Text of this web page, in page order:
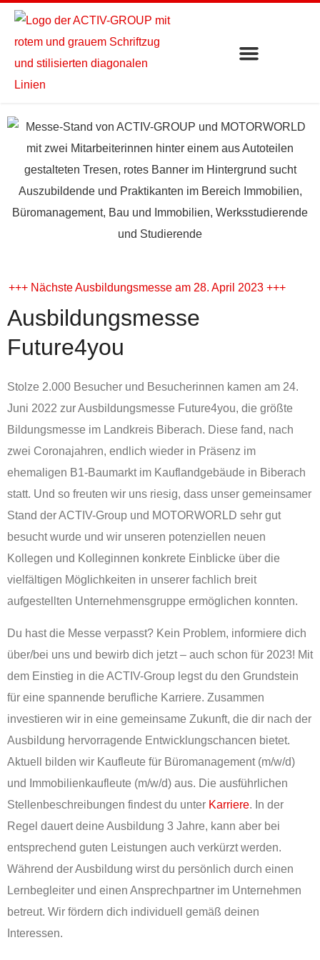
+++ Nächste Ausbildungsmesse am 28. April 2023 +++
Ausbildungsmesse
Future4you
Stolze 2.000 Besucher und Besucherinnen kamen am 24.
Juni 2022 zur Ausbildungsmesse Future4you, die größte
Bildungsmesse im Landkreis Biberach. Diese fand, nach
zwei Coronajahren, endlich wieder in Präsenz im
ehemaligen B1-Baumarkt im Kauflandgebäude in Biberach
statt. Und so freuten wir uns riesig, dass unser gemeinsamer
Stand der ACTIV-Group und MOTORWORLD sehr gut
besucht wurde und wir unseren potenziellen neuen
Kollegen und Kolleginnen konkrete Einblicke über die
vielfältigen Möglichkeiten in unserer fachlich breit
aufgestellten Unternehmensgruppe ermöglichen konnten.
Du hast die Messe verpasst? Kein Problem, informiere dich
über/bei uns und bewirb dich jetzt – auch schon für 2023! Mit
dem Einstieg in die ACTIV-Group legst du den Grundstein
für eine spannende berufliche Karriere. Zusammen
investieren wir in eine gemeinsame Zukunft, die dir nach der
Ausbildung hervorragende Entwicklungschancen bietet.
Aktuell bilden wir Kaufleute für Büromanagement (m/w/d)
und Immobilienkaufleute (m/w/d) aus. Die ausführlichen
Stellenbeschreibungen findest du unter Karriere. In der
Regel dauert deine Ausbildung 3 Jahre, kann aber bei
entsprechend guten Leistungen auch verkürzt werden.
Während der Ausbildung wirst du persönlich durch einen
Lernbegleiter und einen Ansprechpartner im Unternehmen
betreut. Wir fördern dich individuell gemäß deinen
Interessen.